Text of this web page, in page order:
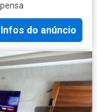
Infos do anúncio